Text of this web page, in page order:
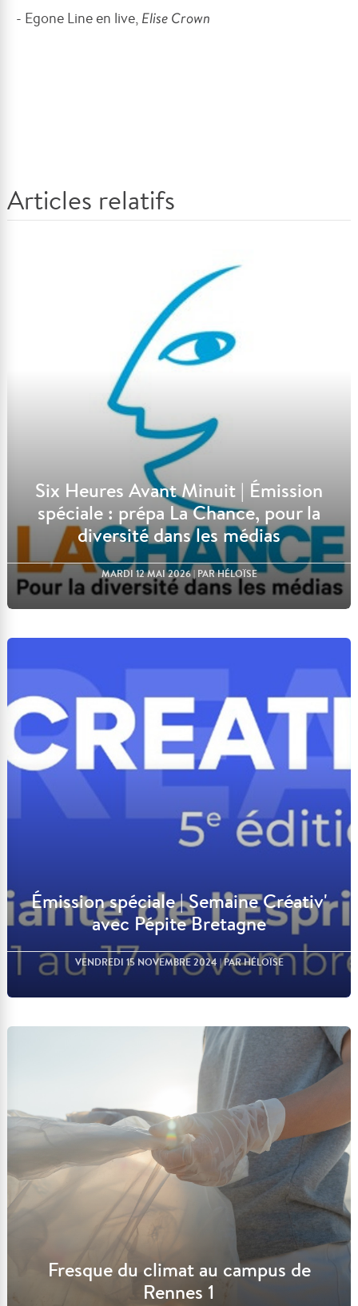
- Egone Line en live, Elise Crown
Articles relatifs
Six Heures Avant Minuit | Émission
spéciale : prépa La Chance, pour la
diversité dans les médias
MARDI 12 MAI 2026| PAR HÉLOÏSE
Lire l'article
Émission spéciale | Semaine Créativ'
avec Pépite Bretagne
VENDREDI 15 NOVEMBRE 2024 | PAR HÉLOÏSE
Lire l'article
Fresque du climat au campus de
Rennes 1